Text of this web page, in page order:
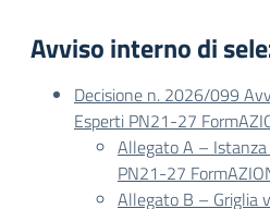
Avviso interno di
Decisione n. 2026/099
Esperti PN21-27
Allegato A –
PN21-27
Allegato B – Griglia